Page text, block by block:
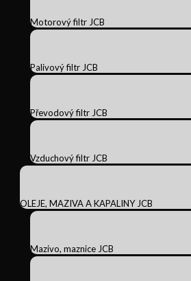
Motorový filtr JCB
Palivový filtr JCB
Převodový filtr JCB
Vzduchový filtr JCB
OLEJE, MAZIVA A KAPALINY JCB
Mazivo, maznice JCB